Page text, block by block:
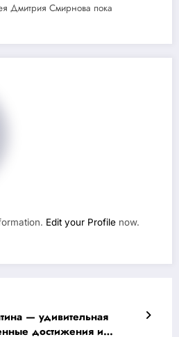
Дмитрия Смирнова пока
Edit your Profile now.
— удивительная
достижения и